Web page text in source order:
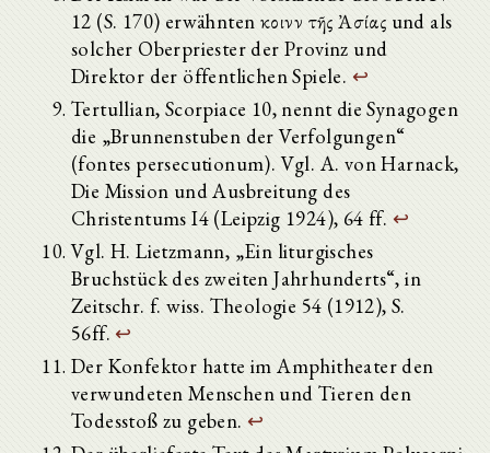
12 (S. 170) erwähnten κοινὸν τῆς Ἀσίας und als
solcher Oberpriester der Provinz und
Direktor der öffentlichen Spiele. ↩
Tertullian, Scorpiace 10, nennt die Synagogen
die „Brunnenstuben der Verfolgungen“
(fontes persecutionum). Vgl. A. von Harnack,
Die Mission und Ausbreitung des
Christentums I4 (Leipzig 1924), 64 ff. ↩
Vgl. H. Lietzmann, „Ein liturgisches
Bruchstück des zweiten Jahrhunderts“, in
Zeitschr. f. wiss. Theologie 54 (1912), S.
56ff. ↩
Der Konfektor hatte im Amphitheater den
verwundeten Menschen und Tieren den
Todesstoß zu geben. ↩